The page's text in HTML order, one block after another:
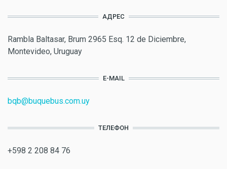
АДРЕС
Rambla Baltasar, Brum 2965 Esq. 12 de Diciembre,
Montevideo, Uruguay
E-MAIL
bqb@buquebus.com.uy
ТЕЛЕФОН
+598 2 208 84 76